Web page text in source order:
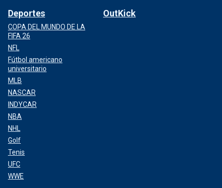
Deportes
COPA DEL MUNDO DE LA
FIFA 26
NFL
Fútbol americano
universitario
MLB
NASCAR
INDYCAR
NBA
NHL
Golf
Tenis
UFC
WWE
OutKick